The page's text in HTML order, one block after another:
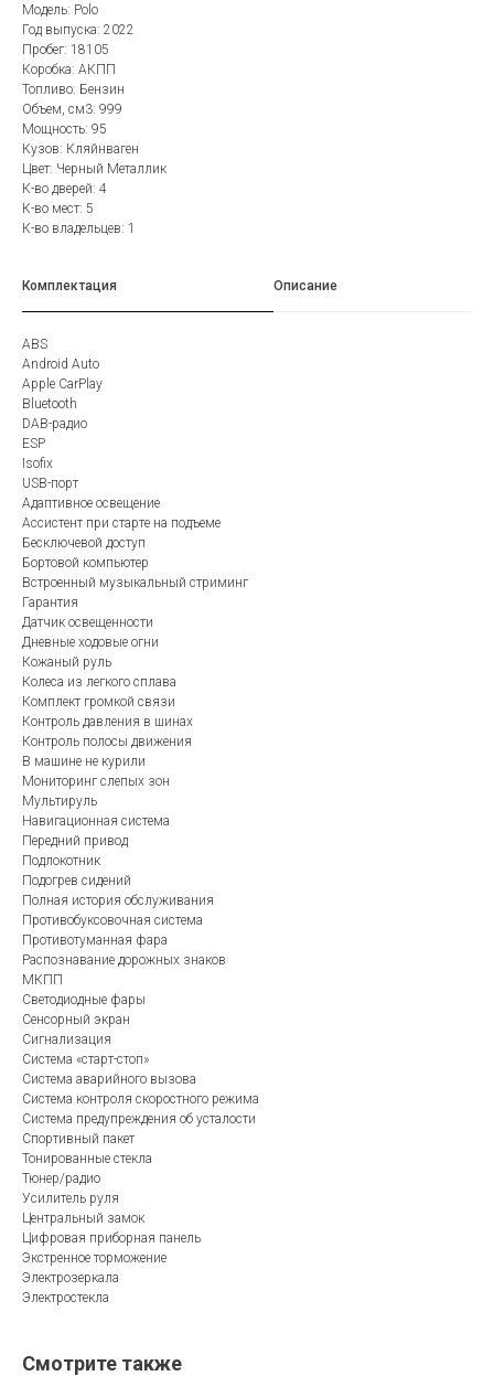
Модель: Polo
Год выпуска: 2022
Пробег: 18105
Коробка: АКПП
Топливо: Бензин
Объем, см3: 999
Мощность: 95
Кузов: Кляйнваген
Цвет: Черный Металлик
К-во дверей: 4
К-во мест: 5
К-во владельцев: 1
Комплектация Описание
ABS
Android Auto
Apple CarPlay
Bluetooth
DAB-радио
ESP
Isofix
USB-порт
Адаптивное освещение
Ассистент при старте на подъеме
Бесключевой доступ
Бортовой компьютер
Встроенный музыкальный стриминг
Гарантия
Датчик освещенности
Дневные ходовые огни
Кожаный руль
Колеса из легкого сплава
Комплект громкой связи
Контроль давления в шинах
Контроль полосы движения
В машине не курили
Мониторинг слепых зон
Мультируль
Навигационная система
Передний привод
Подлокотник
Подогрев сидений
Полная история обслуживания
Противобуксовочная система
Противотуманная фара
Распознавание дорожных знаков
МКПП
Светодиодные фары
Сенсорный экран
Сигнализация
Система «старт-стоп»
Система аварийного вызова
Система контроля скоростного режима
Система предупреждения об усталости
Спортивный пакет
Тонированные стекла
Тюнер/радио
Усилитель руля
Центральный замок
Цифровая приборная панель
Экстренное торможение
Электрозеркала
Электростекла
Смотрите также